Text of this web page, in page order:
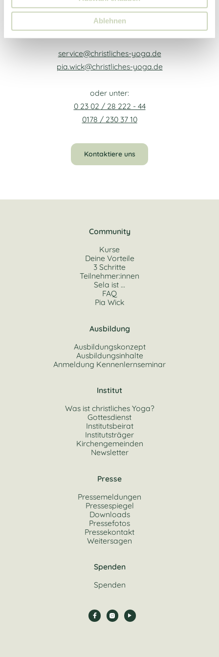
Ablehnen
service@christliches-yoga.de
pia.wick@christliches-yoga.de
oder unter:
0 23 02 / 28 222 - 44
0178 / 230 37 10
Kontaktiere uns
Community
Kurse
Deine Vorteile
3 Schritte
Teilnehmer:innen
Sela ist ...
FAQ
Pia Wick
Ausbildung
Ausbildungskonzept
Ausbildungsinhalte
Anmeldung Kennenlernseminar
Institut
Was ist christliches Yoga?
Gottesdienst
Institutsbeirat
Institutsträger
Kirchengemeinden
Newsletter
Presse
Pressemeldungen
Pressespiegel
Downloads
Pressefotos
Pressekontakt
Weitersagen
Spenden
Spenden